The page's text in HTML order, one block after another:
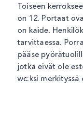
Toiseen
on 12. Portaat
on kaide.
tarvittaessa.
pääse
jotka eivät ole
wc:ksi